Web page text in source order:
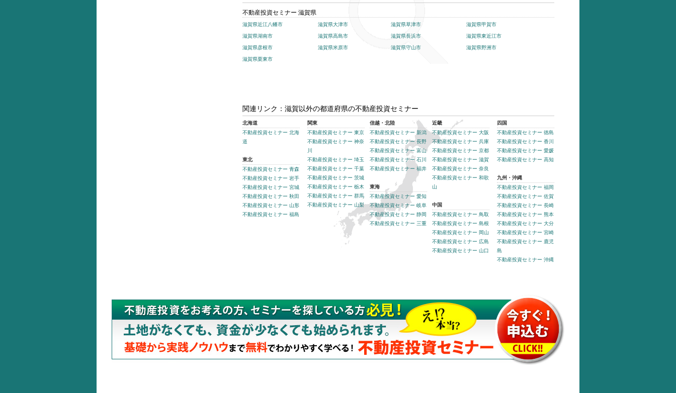
不動産投資セミナー 滋賀県
滋賀県近江八幡市 滋賀県大津市 滋賀県草津市 滋賀県甲賀市
滋賀県湖南市 滋賀県高島市 滋賀県長浜市 滋賀県東近江市
滋賀県彦根市 滋賀県米原市 滋賀県守山市 滋賀県野洲市
滋賀県栗東市
関連リンク：滋賀以外の都道府県の不動産投資セミナー
北海道
不動産投資セミナー 北海
道
東北
不動産投資セミナー 青森
不動産投資セミナー 岩手
不動産投資セミナー 宮城
不動産投資セミナー 秋田
不動産投資セミナー 山形
不動産投資セミナー 福島
関東
不動産投資セミナー 東京
不動産投資セミナー 神奈
川
不動産投資セミナー 埼玉
不動産投資セミナー 千葉
不動産投資セミナー 茨城
不動産投資セミナー 栃木
不動産投資セミナー 群馬
不動産投資セミナー 山梨
信越・北陸
不動産投資セミナー 新潟
不動産投資セミナー 長野
不動産投資セミナー 富山
不動産投資セミナー 石川
不動産投資セミナー 福井
東海
不動産投資セミナー 愛知
不動産投資セミナー 岐阜
不動産投資セミナー 静岡
不動産投資セミナー 三重
近畿
不動産投資セミナー 大阪
不動産投資セミナー 兵庫
不動産投資セミナー 京都
不動産投資セミナー 滋賀
不動産投資セミナー 奈良
不動産投資セミナー 和歌
山
中国
不動産投資セミナー 鳥取
不動産投資セミナー 島根
不動産投資セミナー 岡山
不動産投資セミナー 広島
不動産投資セミナー 山口
四国
不動産投資セミナー 徳島
不動産投資セミナー 香川
不動産投資セミナー 愛媛
不動産投資セミナー 高知
九州・沖縄
不動産投資セミナー 福岡
不動産投資セミナー 佐賀
不動産投資セミナー 長崎
不動産投資セミナー 熊本
不動産投資セミナー 大分
不動産投資セミナー 宮崎
不動産投資セミナー 鹿児
島
不動産投資セミナー 沖縄